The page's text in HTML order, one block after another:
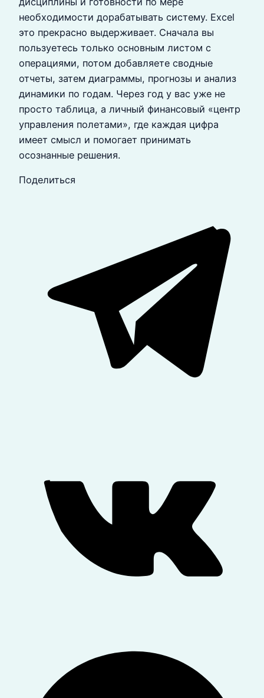
необходимости дорабатывать систему. Excel
это прекрасно выдерживает. Сначала вы
пользуетесь только основным листом с
операциями, потом добавляете сводные
отчеты, затем диаграммы, прогнозы и анализ
динамики по годам. Через год у вас уже не
просто таблица, а личный финансовый «центр
управления полетами», где каждая цифра
имеет смысл и помогает принимать
осознанные решения.
Поделиться